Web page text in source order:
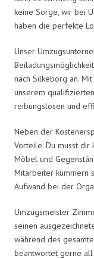
keine Sorge, wir bei
haben die perfekte
Unser
nach Silkeborg an.
unserem
reibungslosen und
Neben der
Vorteile. Du musst
Möbel und
Mitarbeiter kümmern
Aufwand bei der
Umzugsmeister
seinen
während des
beantwortet gerne